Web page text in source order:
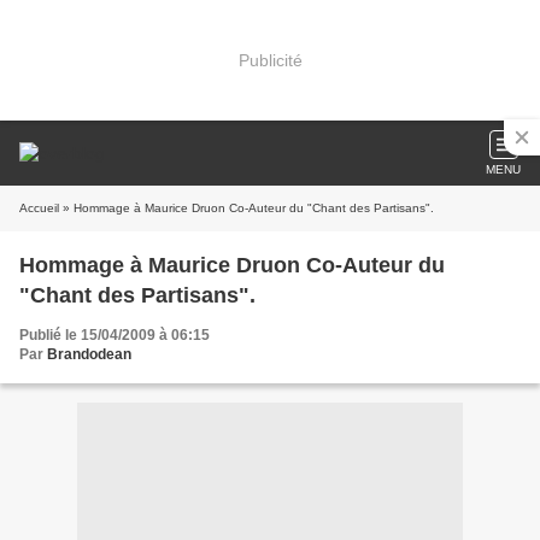
Publicité
MENU
Accueil » Hommage à Maurice Druon Co-Auteur du "Chant des Partisans".
Hommage à Maurice Druon Co-Auteur du
"Chant des Partisans".
Publié le 15/04/2009 à 06:15
Par Brandodean